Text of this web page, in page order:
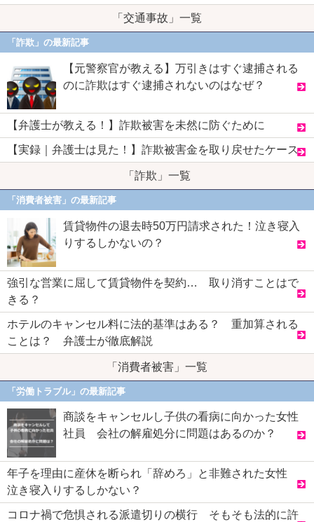
「交通事故」一覧
「詐欺」の最新記事
【元警察官が教える】万引きはすぐ逮捕される
のに詐欺はすぐ逮捕されないのはなぜ？
【弁護士が教える！】詐欺被害を未然に防ぐために
【実録｜弁護士は見た！】詐欺被害金を取り戻せたケース
「詐欺」一覧
「消費者被害」の最新記事
賃貸物件の退去時50万円請求された！泣き寝入
りするしかないの？
強引な営業に屈して賃貸物件を契約… 取り消すことはで
きる？
ホテルのキャンセル料に法的基準はある？ 重加算される
ことは？ 弁護士が徹底解説
「消費者被害」一覧
「労働トラブル」の最新記事
商談をキャンセルし子供の看病に向かった女性
社員 会社の解雇処分に問題はあるのか？
年子を理由に産休を断られ「辞めろ」と非難された女性
泣き寝入りするしかない？
コロナ禍で危惧される派遣切りの横行 そもそも法的に許